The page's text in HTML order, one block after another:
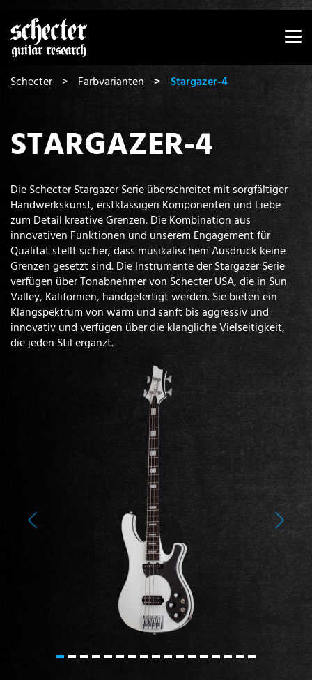
Zeige besser passende Version dieser Seite
Diese Meldung nicht mehr anzeigen
Schecter Farbvarianten Stargazer-4
STARGAZER-4
Die Schecter Stargazer Serie überschreitet mit sorgfältiger
Handwerkskunst, erstklassigen Komponenten und Liebe
zum Detail kreative Grenzen. Die Kombination aus
innovativen Funktionen und unserem Engagement für
Qualität stellt sicher, dass musikalischem Ausdruck keine
Grenzen gesetzt sind. Die Instrumente der Stargazer Serie
verfügen über Tonabnehmer von Schecter USA, die in Sun
Valley, Kalifornien, handgefertigt werden. Sie bieten ein
Klangspektrum von warm und sanft bis aggressiv und
innovativ und verfügen über die klangliche Vielseitigkeit,
die jeden Stil ergänzt.
Previous Next